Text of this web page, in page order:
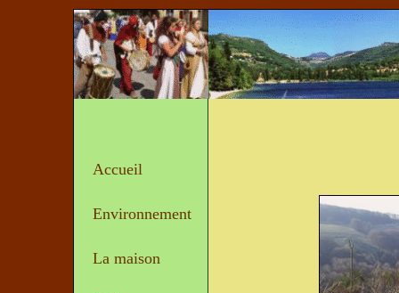
Accueil
Environnement
La maison